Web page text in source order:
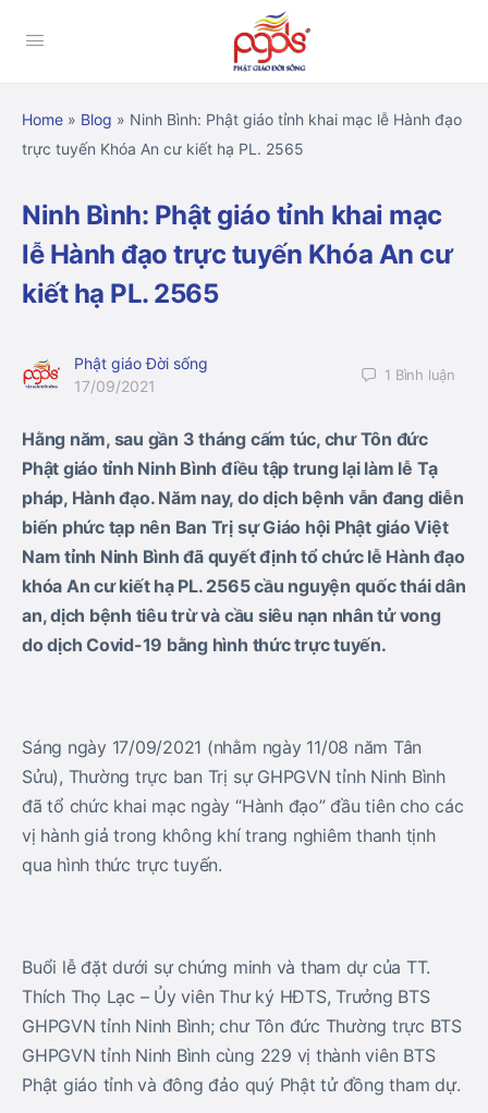
Home » Blog » Ninh Bình: Phật giáo tỉnh khai mạc lễ Hành đạo
trực tuyến Khóa An cư kiết hạ PL. 2565
Ninh Bình: Phật giáo tỉnh khai mạc
lễ Hành đạo trực tuyến Khóa An cư
kiết hạ PL. 2565
Phật giáo Đời sống
17/09/2021
1 Bình luận
Hằng năm, sau gần 3 tháng cấm túc, chư Tôn đức
Phật giáo tỉnh Ninh Bình điều tập trung lại làm lễ Tạ
pháp, Hành đạo. Năm nay, do dịch bệnh vẫn đang diễn
biến phức tạp nên Ban Trị sự Giáo hội Phật giáo Việt
Nam tỉnh Ninh Bình đã quyết định tổ chức lễ Hành đạo
khóa An cư kiết hạ PL. 2565 cầu nguyện quốc thái dân
an, dịch bệnh tiêu trừ và cầu siêu nạn nhân tử vong
do dịch Covid-19 bằng hình thức trực tuyến.
Sáng ngày 17/09/2021 (nhằm ngày 11/08 năm Tân
Sửu), Thường trực ban Trị sự GHPGVN tỉnh Ninh Bình
đã tổ chức khai mạc ngày “Hành đạo” đầu tiên cho các
vị hành giả trong không khí trang nghiêm thanh tịnh
qua hình thức trực tuyến.
Buổi lễ đặt dưới sự chứng minh và tham dự của TT.
Thích Thọ Lạc – Ủy viên Thư ký HĐTS, Trưởng BTS
GHPGVN tỉnh Ninh Bình; chư Tôn đức Thường trực BTS
GHPGVN tỉnh Ninh Bình cùng 229 vị thành viên BTS
Phật giáo tỉnh và đông đảo quý Phật tử đồng tham dự.